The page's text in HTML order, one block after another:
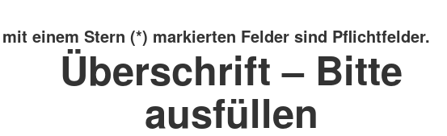
einem Stern (*) markierten Felder sind Pflichtfelder.
Überschrift – Bitte
ausfüllen